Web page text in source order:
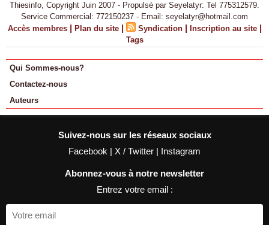
Thiesinfo, Copyright Juin 2007 - Propulsé par Seyelatyr: Tel 775312579.
Service Commercial: 772150237 - Email: seyelatyr@hotmail.com
Accès membres | Plan du site | Syndication | Inscription au site |
Tags
Qui Sommes-nous?
Contactez-nous
Auteurs
Suivez-nous sur les réseaux sociaux
Facebook | X / Twitter | Instagram
Abonnez-vous à notre newsletter
Entrez votre email :